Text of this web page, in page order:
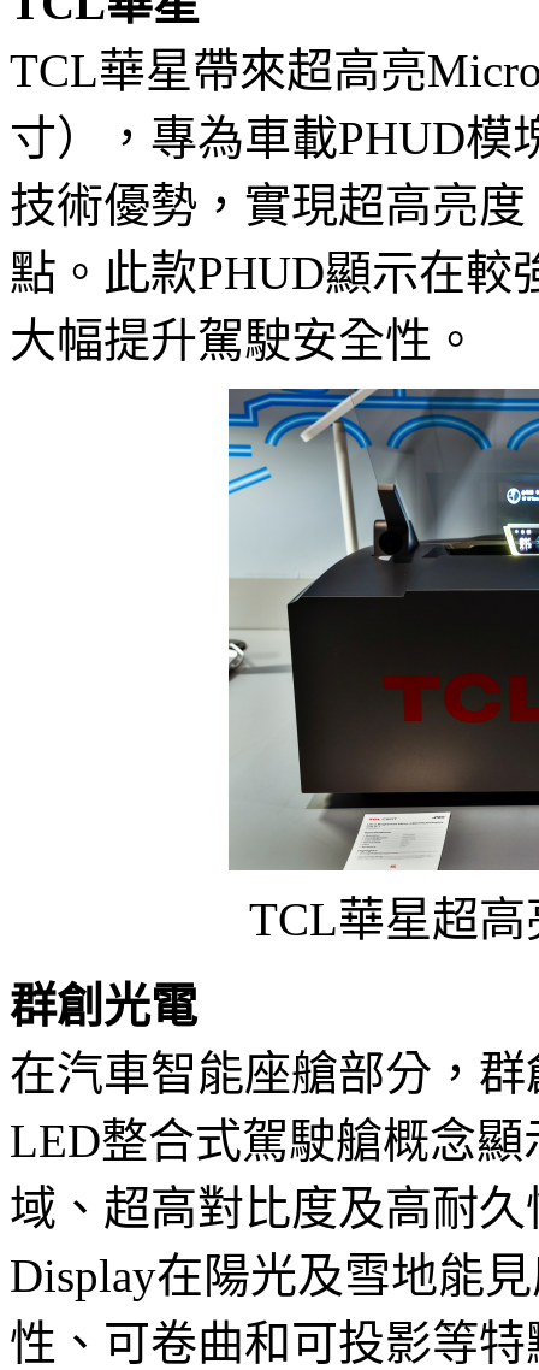
TCL華星帶來超高亮
寸），專為車載PHUD模
技術優勢，實現超高亮
點。此款PHUD顯示在較
大幅提升駕駛安全性。
TCL華星超高
群創光電
在汽車智能座艙部分，
LED整合式駕駛艙概念
域、超高對比度及高耐
Display在陽光及雪地能
性、可卷曲和可投影等